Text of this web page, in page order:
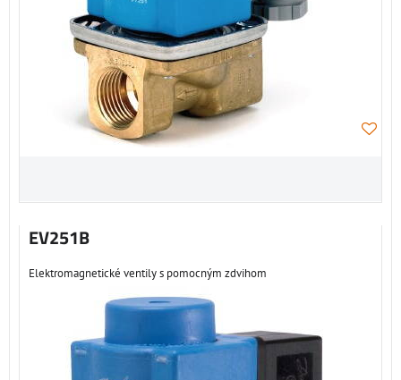
EV251B
Elektromagnetické ventily s pomocným zdvihom